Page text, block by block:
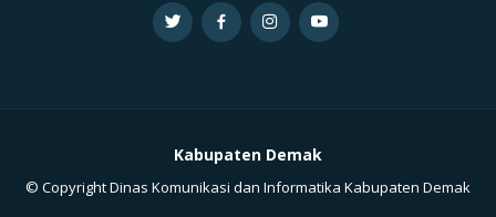
Kabupaten Demak
© Copyright Dinas Komunikasi dan Informatika Kabupaten Demak